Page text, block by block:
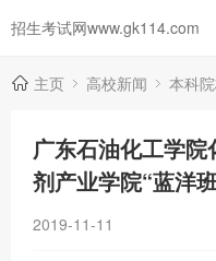
招生考试网www.gk114.com
主页 高校新闻 本科
广东石油化工学
剂产业学院“蓝洋
2019-11-11